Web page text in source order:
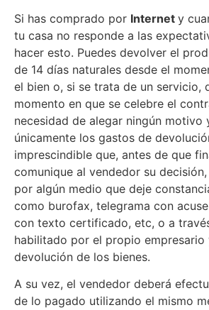
Si has comprado por Internet y
tu casa no responde a las
hacer esto. Puedes devolver el
de 14 días naturales desde el
el bien o, si se trata de un servicio,
momento en que se celebre el
necesidad de alegar ningún motivo
únicamente los gastos de
imprescindible que, antes de que
comunique al vendedor su
por algún medio que deje
como burofax, telegrama con
con texto certificado, etc, o a
habilitado por el propio empresario
devolución de los bienes.
A su vez, el vendedor deberá
de lo pagado utilizando el mismo